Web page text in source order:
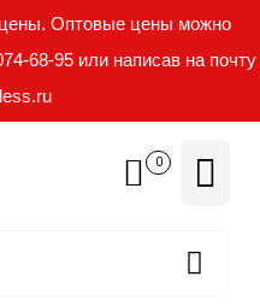
Оптовые цены можно
68-95 или написав на почту
0